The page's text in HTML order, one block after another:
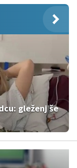
gleženj še